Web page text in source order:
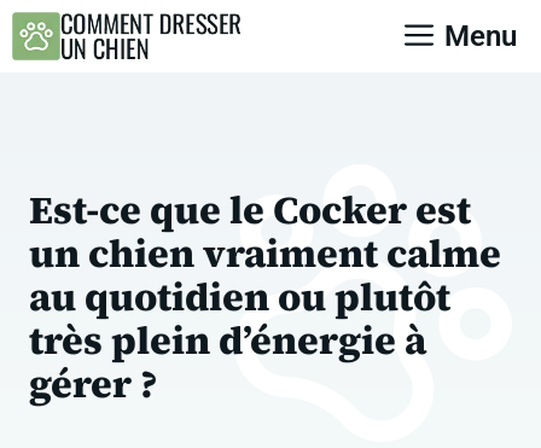
Aller
Menu
Est-ce que le Cocker est
un chien vraiment calme
au quotidien ou plutôt
très plein d’énergie à
gérer ?